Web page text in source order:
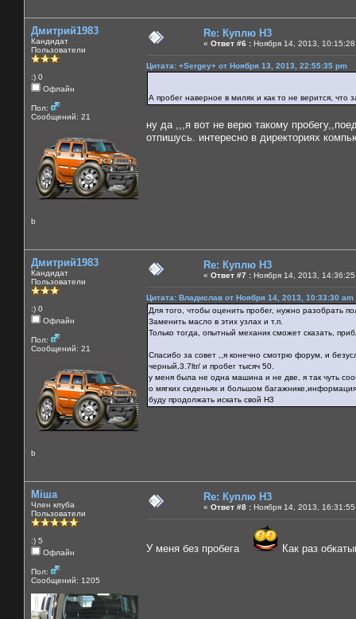
Дмитрий1983
Кандидат
Пользователи
:) 0
Офлайн
Пол:
Сообщений: 21
b
Re: Куплю H3
« Ответ #6 : Ноября 14, 2013,
Цитата: +Sergey+ от Ноября 13, 2013, 22:55:35 pm
А пробег наверное в милях и как то не верится, что
ну да ,,,я вот не верю такому
отпишусь. интересно в директориях
Дмитрий1983
Кандидат
Пользователи
:) 0
Офлайн
Пол:
Сообщений: 21
b
Re: Куплю H3
« Ответ #7 : Ноября 14, 2013,
Цитата: Владислав от Ноября 14, 2013, 10:33:30 am
Для того, чтобы оценить пробег, нужно разобрать
Заменить масло в этих узлах и т.п.
Только тогда, опытный механик сможет сказать,
Cпасибо за совет ,,я конечно смотрю форум, и
черный,3.7ltr/ и пробег тысяч 50.
у меня была не одна машина и не две, я так чуть
о мягких сиденьях и большом
буду продолжать искать свой H3
Міша
Член клуба
Пользователи
:) 5
Офлайн
Пол:
Сообщений: 1205
Re: Куплю H3
« Ответ #8 : Ноября 14, 2013,
У меня без пробега Как раз